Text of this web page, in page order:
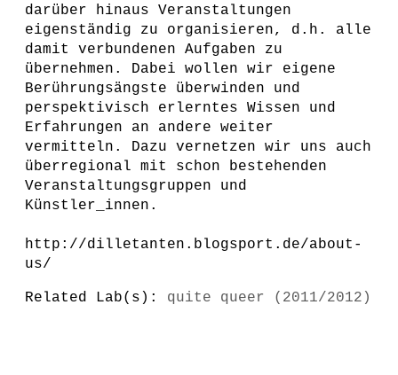
darüber hinaus Veranstaltungen
eigenständig zu organisieren, d.h. alle
damit verbundenen Aufgaben zu
übernehmen. Dabei wollen wir eigene
Berührungsängste überwinden und
perspektivisch erlerntes Wissen und
Erfahrungen an andere weiter
vermitteln. Dazu vernetzen wir uns auch
überregional mit schon bestehenden
Veranstaltungsgruppen und
Künstler_innen.
http://dilletanten.blogsport.de/about-
us/
Related Lab(s): quite queer (2011/2012)